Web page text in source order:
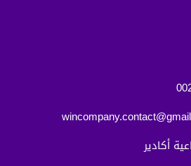
أكادير